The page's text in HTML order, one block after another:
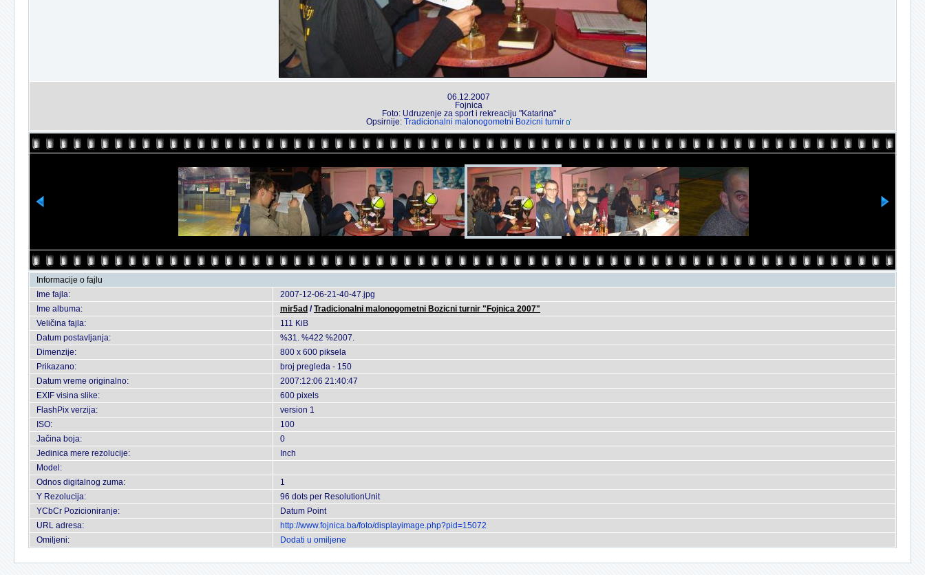
06.12.2007
Fojnica
Foto: Udruzenje za sport i rekreaciju "Katarina"
Opsirnije: Tradicionalni malonogometni Bozicni turnir
Informacije o fajlu
Ime fajla:
2007-12-06-21-40-47.jpg
Ime albuma:
mir5ad /Tradicionalni malonogometni Bozicni turnir "Fojnica 2007"
Veličina fajla:
111 KiB
Datum postavljanja:
%31. %422 %2007.
Dimenzije:
800 x 600 piksela
Prikazano:
broj pregleda - 150
Datum vreme originalno:
2007:12:06 21:40:47
EXIF visina slike:
600 pixels
FlashPix verzija:
version 1
ISO:
100
Jačina boja:
0
Jedinica mere rezolucije:
Inch
Model:
Odnos digitalnog zuma:
1
Y Rezolucija:
96 dots per ResolutionUnit
YCbCr Pozicioniranje:
Datum Point
URL adresa:
http://www.fojnica.ba/foto/displayimage.php?pid=15072
Omiljeni:
Dodati u omiljene